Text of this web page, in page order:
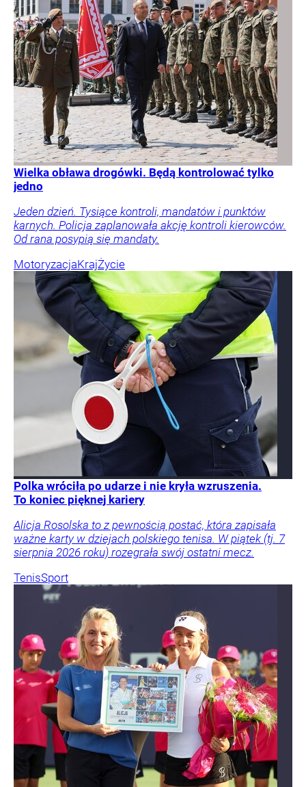
Wielka obława drogówki. Będą kontrolować tylko
jedno
Jeden dzień. Tysiące kontroli, mandatów i punktów
karnych. Policja zaplanowała akcję kontroli kierowców.
Od rana posypią się mandaty.
MotoryzacjaKrajŻycie
Polka wróciła po udarze i nie kryła wzruszenia.
To koniec pięknej kariery
Alicja Rosolska to z pewnością postać, która zapisała
ważne karty w dziejach polskiego tenisa. W piątek (tj. 7
sierpnia 2026 roku) rozegrała swój ostatni mecz.
TenisSport